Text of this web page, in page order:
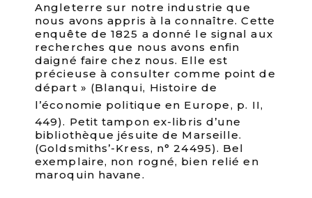
Angleterre sur notre industrie que
nous avons appris à la connaître. Cette
enquête de 1825 a donné le signal aux
recherches que nous avons enfin
daigné faire chez nous. Elle est
précieuse à consulter comme point de
départ » (Blanqui, Histoire de
l’économie politique en Europe, p. II,
449). Petit tampon ex-libris d’une
bibliothèque jésuite de Marseille.
(Goldsmiths’-Kress, n° 24495). Bel
exemplaire, non rogné, bien relié en
maroquin havane.